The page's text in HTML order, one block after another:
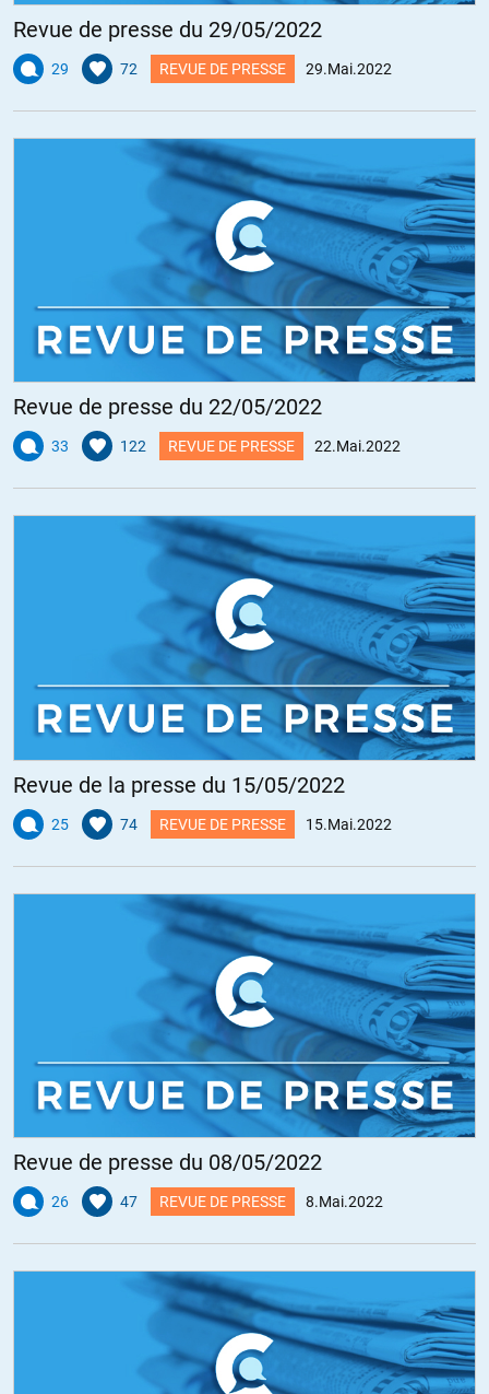
Revue de presse du 29/05/2022
29 72 REVUE DE PRESSE 29.Mai.2022
Revue de presse du 22/05/2022
33 122 REVUE DE PRESSE 22.Mai.2022
Revue de la presse du 15/05/2022
25 74 REVUE DE PRESSE 15.Mai.2022
Revue de presse du 08/05/2022
26 47 REVUE DE PRESSE 8.Mai.2022